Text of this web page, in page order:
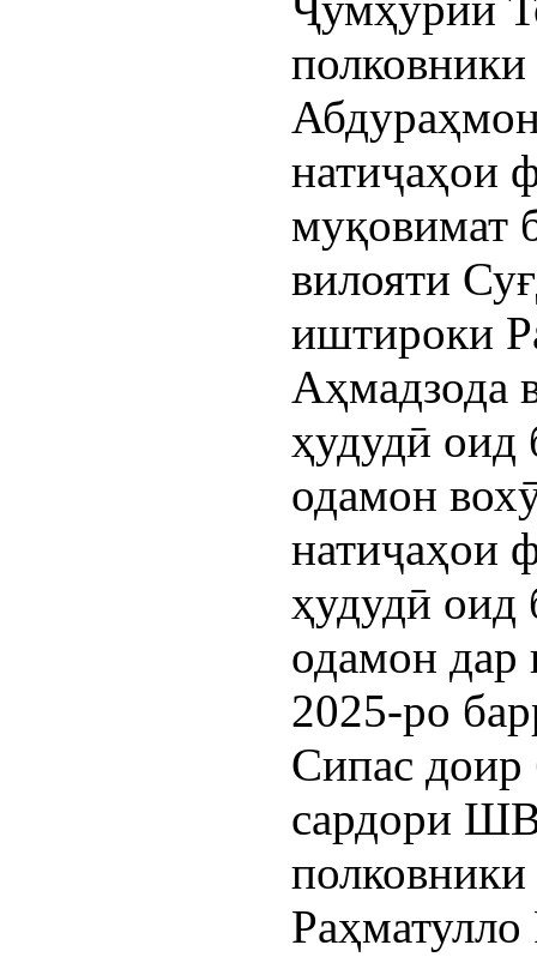
натиҷаҳои
муқовимат
вилояти
иштироки
Аҳмадзода
ҳудудӣ оид
одамон
натиҷаҳои
ҳудудӣ оид
одамон дар
2025-ро
Сипас доир
сардори
Раҳматулло